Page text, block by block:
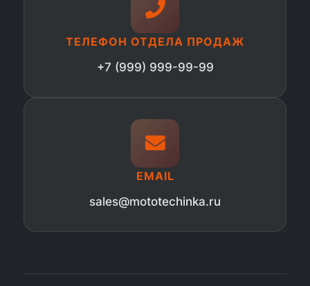
ТЕЛЕФОН ОТДЕЛА ПРОДАЖ
+7 (999) 999-99-99
EMAIL
sales@mototechinka.ru